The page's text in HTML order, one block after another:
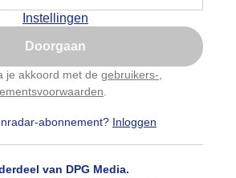
Instellingen
Doorgaan
je akkoord met de gebruikers-
abonnement? Inloggen
van DPG Media.
moment geduld aub...
#bewolkt
#grondmist
toon de popup
niet, misschien later
en wil je niet elke dag deze pop-up
om dit aan te passen